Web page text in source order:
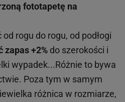
fototapetę na
rogu do rogu, od podłogi
zapas +2% do szerokości i
wypadek...Różnie to bywa
Poza tym w samym
różnica w rozmiarze,